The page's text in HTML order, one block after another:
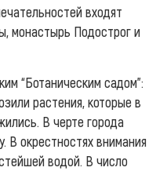
входят
монастырь Подострог и
“Ботаническим садом”:
растения, которые в
В черте города
В окрестностях внимания
водой. В число